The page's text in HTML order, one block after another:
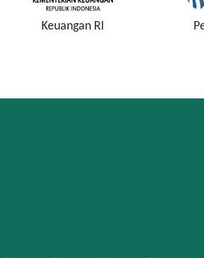
Keuangan RI